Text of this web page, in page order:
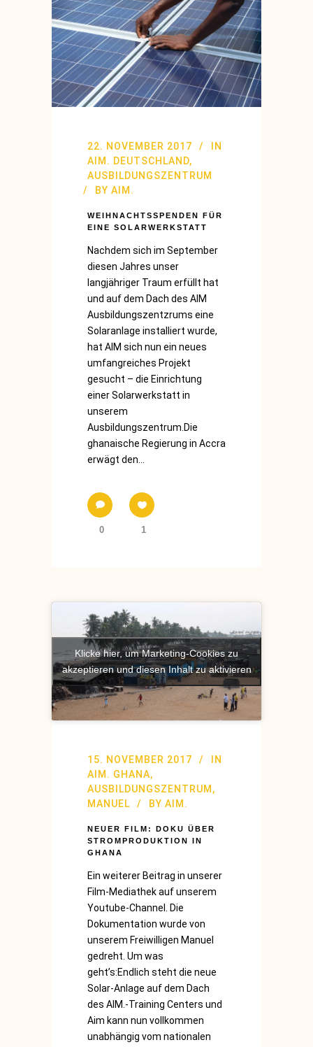
22. NOVEMBER 2017
IN
AIM. DEUTSCHLAND,
AUSBILDUNGSZENTRUM
BY AIM.
WEIHNACHTSSPENDEN FÜR
EINE SOLARWERKSTATT
Nachdem sich im September
diesen Jahres unser
langjähriger Traum erfüllt hat
und auf dem Dach des AIM
Ausbildungszentzrums eine
Solaranlage installiert wurde,
hat AIM sich nun ein neues
umfangreiches Projekt
gesucht – die Einrichtung
einer Solarwerkstatt in
unserem
Ausbildungszentrum.Die
ghanaische Regierung in Accra
erwägt den...
0 1
Klicke hier, um Marketing-Cookies zu
akzeptieren und diesen Inhalt zu aktivieren
15. NOVEMBER 2017
IN
AIM. GHANA,
AUSBILDUNGSZENTRUM ,
MANUEL
BY AIM.
NEUER FILM: DOKU ÜBER
STROMPRODUKTION IN
GHANA
Ein weiterer Beitrag in unserer
Film-Mediathek auf unserem
Youtube-Channel. Die
Dokumentation wurde von
unserem Freiwilligen Manuel
gedreht. Um was
geht’s:Endlich steht die neue
Solar-Anlage auf dem Dach
des AIM.-Training Centers und
Aim kann nun vollkommen
unabhängig vom nationalen